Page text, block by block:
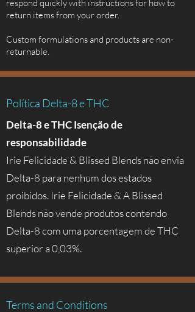
respond quickly with instructions for how to
return items from your order.
Custom formulations and products are non-
returnable.
Política Delta-8 e THC
Delta-8 e THC Isenção de
responsabilidade
Irie Felicidade & Blissed Blends não envia
Delta-8 para nenhum dos estados
proibidos. Irie Felicidade & A Blissed
Blends não vende produtos contendo
Delta-8 com uma porcentagem de THC
superior a 0,03%.
Terms and Conditions